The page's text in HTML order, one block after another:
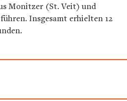
Monitzer (St. Veit) und
Insgesamt erhielten 12